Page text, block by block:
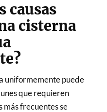
causas
cisterna
uniformemente puede
que requieren
más frecuentes se